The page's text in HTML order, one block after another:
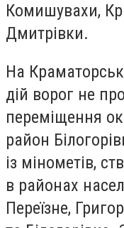
Комишувахи,
Дмитрівки.
На
дій ворог не
переміщення
район
із мінометів,
в районах
Переїзне,